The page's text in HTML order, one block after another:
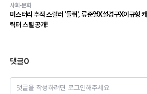
사회·문화
미스터리 추적 스릴러 '들쥐', 류준열X설경구X이규형 캐
릭터 스틸 공개!
댓글0
댓글을 작성하려면 로그인해주세요